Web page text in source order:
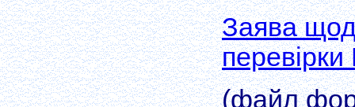
Заява
(файл